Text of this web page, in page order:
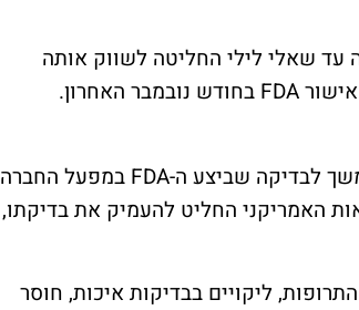
שאלי לילי החליטה לשווק אותה
בחודש שעבר עלתה לילי לכותרת דווקא שליליות כאשר בהמשך לבדיקה שביצע ה-FDA במפעל החברה
האמריקני החליט להעמיק את בדיקתו,
ליקויים בבדיקות איכות, חוסר